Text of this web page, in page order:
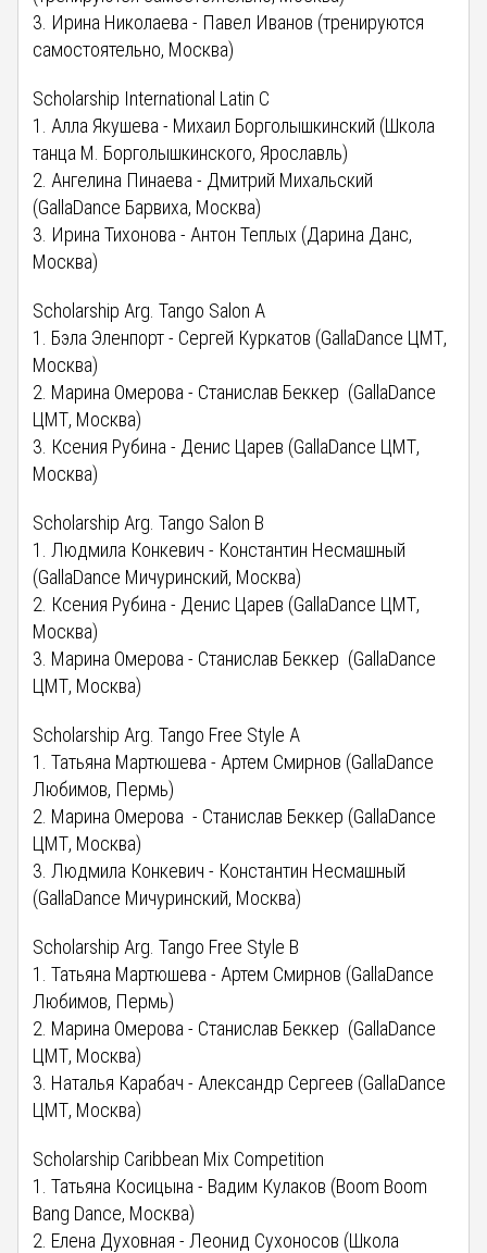
3. Ирина Николаева - Павел Иванов (тренируются
самостоятельно, Москва)
Scholarship International Latin C
1. Алла Якушева - Михаил Борголышкинский (Школа
танца М. Борголышкинского, Ярославль)
2. Ангелина Пинаева - Дмитрий Михальский
(GallaDance Барвиха, Москва)
3. Ирина Тихонова - Антон Теплых (Дарина Данс,
Москва)
Scholarship Arg. Tango Salon A
1. Бэла Эленпорт - Сергей Куркатов (GallaDance ЦМТ,
Москва)
2. Марина Омерова - Станислав Беккер (GallaDance
ЦМТ, Москва)
3. Ксения Рубина - Денис Царев (GallaDance ЦМТ,
Москва)
Scholarship Arg. Tango Salon B
1. Людмила Конкевич - Константин Несмашный
(GallaDance Мичуринский, Москва)
2. Ксения Рубина - Денис Царев (GallaDance ЦМТ,
Москва)
3. Марина Омерова - Станислав Беккер (GallaDance
ЦМТ, Москва)
Scholarship Arg. Tango Free Style A
1. Татьяна Мартюшева - Артем Смирнов (GallaDance
Любимов, Пермь)
2. Марина Омерова - Станислав Беккер (GallaDance
ЦМТ, Москва)
3. Людмила Конкевич - Константин Несмашный
(GallaDance Мичуринский, Москва)
Scholarship Arg. Tango Free Style B
1. Татьяна Мартюшева - Артем Смирнов (GallaDance
Любимов, Пермь)
2. Марина Омерова - Станислав Беккер (GallaDance
ЦМТ, Москва)
3. Наталья Карабач - Александр Сергеев (GallaDance
ЦМТ, Москва)
Scholarship Caribbean Mix Competition
1. Татьяна Косицына - Вадим Кулаков (Boom Boom
Bang Dance, Москва)
2. Елена Духовная - Леонид Сухоносов (Школа